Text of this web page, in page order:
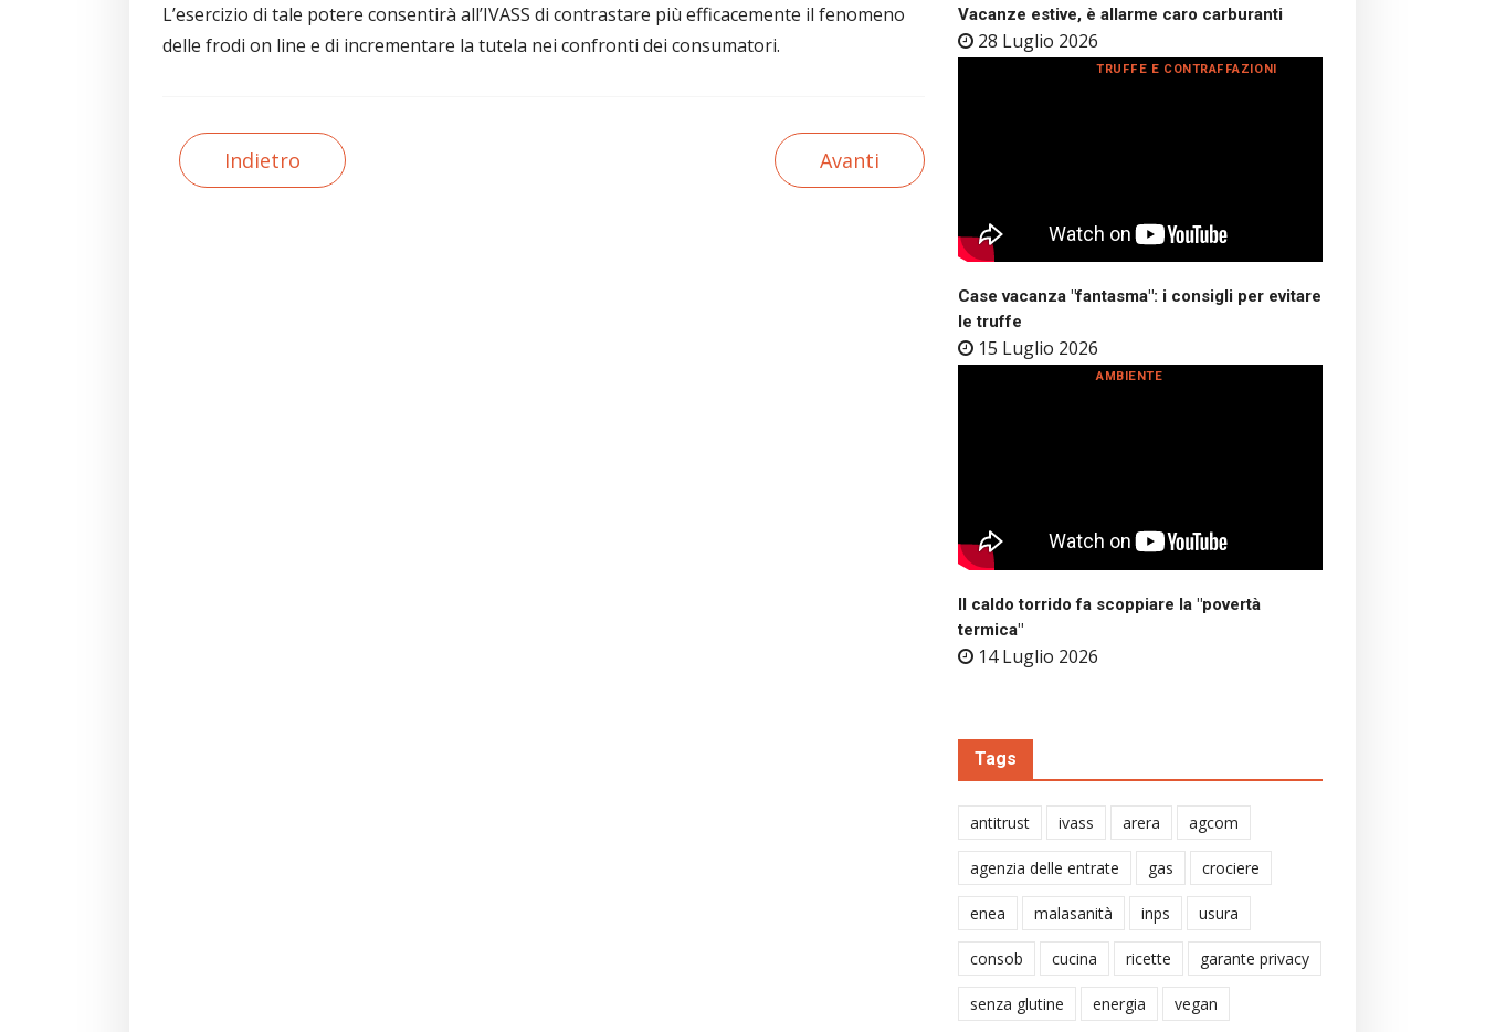
L’esercizio di tale potere consentirà all’IVASS di contrastare più efficacemente il fenomeno
delle frodi on line e di incrementare la tutela nei confronti dei consumatori.
Indietro Avanti
Vacanze estive, è allarme caro carburanti
28 Luglio 2026
Case vacanza "fantasma": i consigli per evitare
le truffe
15 Luglio 2026
TRUFFE E CONTRAFFAZIONI
Il caldo torrido fa scoppiare la "povertà
termica"
14 Luglio 2026
AMBIENTE
Tags
antitrust ivass arera agcom
agenzia delle entrate gas crociere
enea malasanità inps usura
consob cucina ricette garante privacy
senza glutine energia vegan